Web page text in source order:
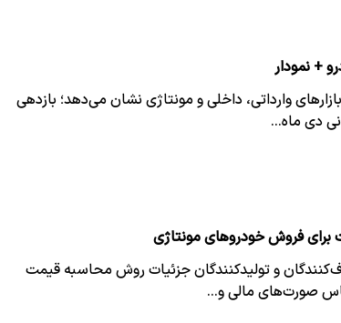
وارداتی، داخلی و مونتاژی نشان می‌دهد؛ بازدهی
دی ماه…
فروش خودرو‌های مونتاژی
و تولیدکنندگان جزئیات روش محاسبه قیمت
صورت‌های مالی و…